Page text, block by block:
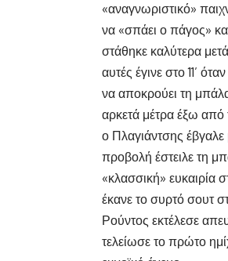
«αναγνωριστικό»
να «σπάει ο πάγος»
στάθηκε καλύτερα
αυτές έγινε στο 11’
να αποκρούει τη
αρκετά μέτρα έξω από
ο Πλαγιάντσης
προβολή έστειλε τη
«κλασσική» ευκαιρία
έκανε το συρτό σουτ
Ρούντος εκτέλεσε
τελείωσε το πρώτο